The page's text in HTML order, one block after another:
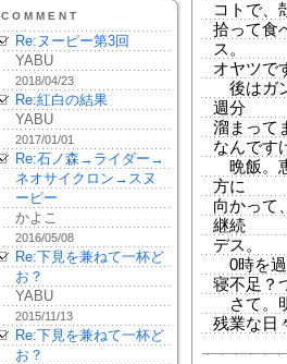
COMMENT
Re:ヌーピー第3回
YABU
2018/04/23
Re:紅白の結果
YABU
2017/01/01
Re:石ノ森→ライダー→
ネオサイクロン→スヌ
ーピー
かよこ
2016/05/08
Re:下見を兼ねて一杯ど
お？
YABU
2015/11/13
Re:下見を兼ねて一杯ど
お？
コトで、
拾って食
ス。
オヤツで
後はガ
週分
溜まって
なんです
晩飯。
方に
向かって
継続
デス。
0時を過
寝不足？
さて。
残業な日